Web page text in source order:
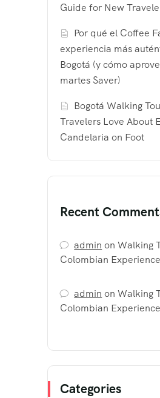
Guide for New
Por qué el Coffee
experiencia más
Bogotá (y cómo
martes Saver)
Bogotá Walking
Travelers Love About
Candelaria on Foot
Recent
admin onWalking
Colombian
admin onWalking
Colombian
Categories